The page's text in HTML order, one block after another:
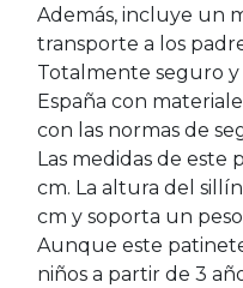
Además, incluye un
transporte a los
Totalmente seguro y
España con
con las normas de
Las medidas de este
cm. La altura del
cm y soporta un
Aunque este
niños a partir de 3